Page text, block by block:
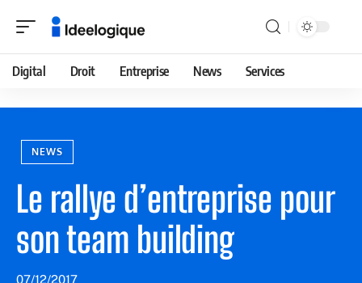
Digital Droit Entreprise News Services
NEWS
Le rallye d’entreprise pour
son team building
07/12/2017